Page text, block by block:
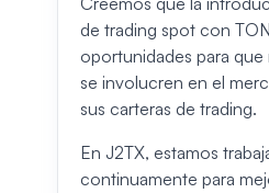
de trading spot con
oportunidades para que
se involucren en el
sus carteras de trading.
En J2TX, estamos
continuamente para